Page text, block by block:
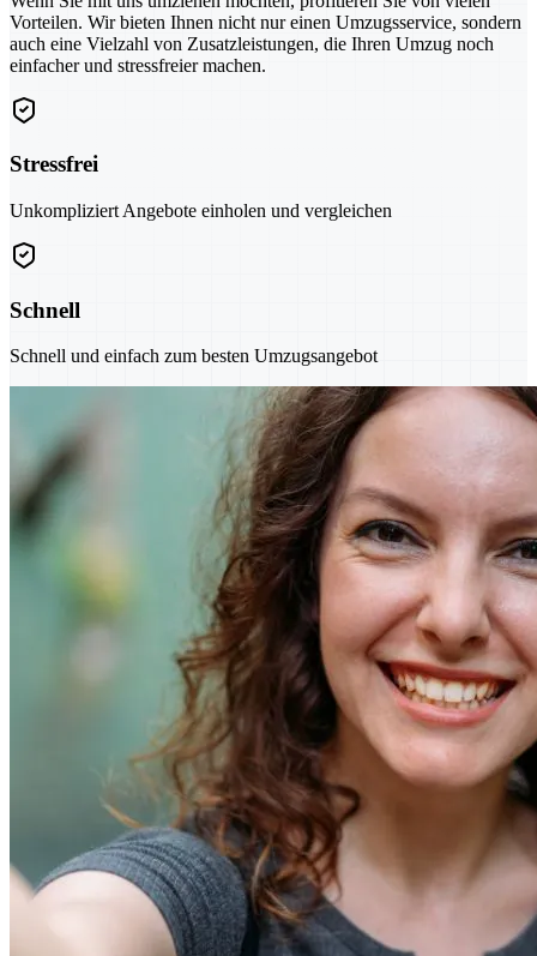
Vorteilen. Wir bieten Ihnen nicht nur einen Umzugsservice, sondern
auch eine Vielzahl von Zusatzleistungen, die Ihren Umzug noch
einfacher und stressfreier machen.
Stressfrei
Unkompliziert Angebote einholen und vergleichen
Schnell
Schnell und einfach zum besten Umzugsangebot